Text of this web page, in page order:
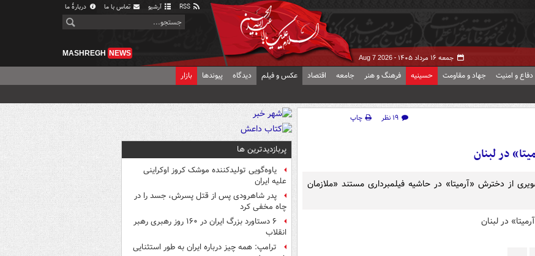
آرشیو تماس با ما دربارهٔ ما
جمعه ۱۶ مرداد ۱۴۰۵ - Aug 7 2026
MASHREGH NEWS
دفاع و امنیت جهاد و مقاومت حسینیه فرهنگ و هنر جامعه اقتصاد عکس و فیلم دیدگاه پیوندها بازار
۱۹ نظر
چاپ
در لبنان
از دخترش «آرمیتا» در حاشیه فیلمبرداری مستند «ملازمان
پربازدیدترین ها
یاوه‌گویی تولیدکننده موشک کروز اوکراینی
علیه ایران
پدر شاهرودی پس از قتل پسرش، جسد را در
چاه مخفی کرد
۶ دستاورد بزرگ ایران در ۱۶۰ روز رهبری رهبر
انقلاب
ترامپ: همه چیز درباره ایران به طور استثنایی